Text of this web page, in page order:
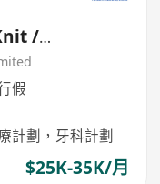
/
假
計劃，牙科計劃
$25K-35K/月